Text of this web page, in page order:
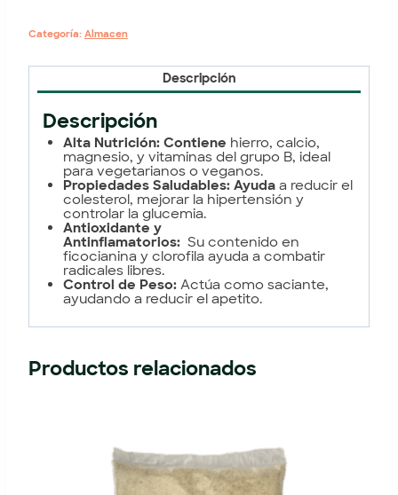
Categoría: Almacen
Descripción
Descripción
Alta Nutrición: Contiene hierro, calcio,
magnesio, y vitaminas del grupo B, ideal
para vegetarianos o veganos.
Propiedades Saludables: Ayudaa reducir el
colesterol, mejorar la hipertensión y
controlar la glucemia.
Antioxidante y
Antinflamatorios: Su contenido en
ficocianina y clorofila ayuda a combatir
radicales libres.
Control de Peso: Actúa como saciante,
ayudando a reducir el apetito.
Productos relacionados